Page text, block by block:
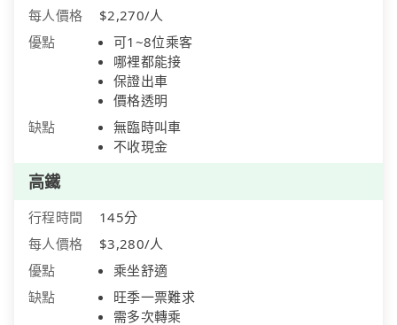
每人價格
$2,270/人
優點
可1~8位乘客
哪裡都能接
保證出車
價格透明
缺點
無臨時叫車
不收現金
高鐵
行程時間
145分
每人價格
$3,280/人
優點
乘坐舒適
缺點
旺季一票難求
需多次轉乘